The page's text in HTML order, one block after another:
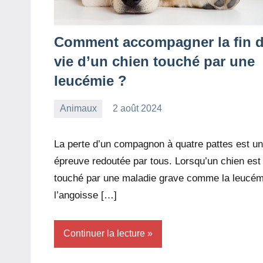
Comment accompagner la fin
vie d’un chien touché par une
leucémie ?
Animaux
2 août 2024
La perte d’un compagnon à quatre pattes est
épreuve redoutée par tous. Lorsqu’un chien est
touché par une maladie grave comme la
l’angoisse […]
Continuer la lecture